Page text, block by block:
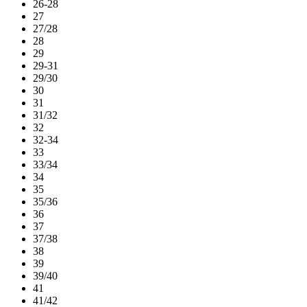
26-28
27
27/28
28
29
29-31
29/30
30
31
31/32
32
32-34
33
33/34
34
35
35/36
36
37
37/38
38
39
39/40
41
41/42